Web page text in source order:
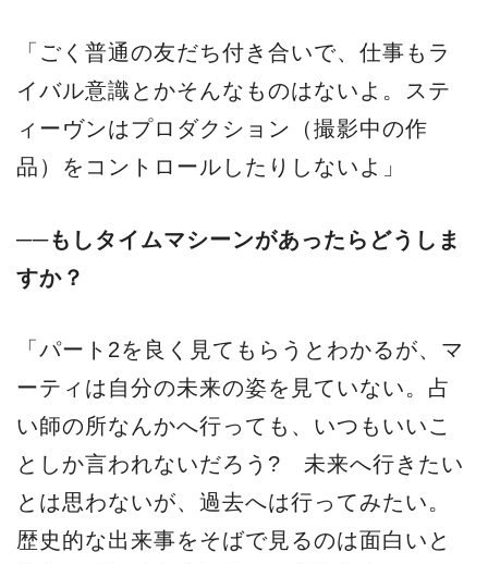
「ごく普通の友だち付き合いで、仕事もラ
イバル意識とかそんなものはないよ。ステ
ィーヴンはプロダクション（撮影中の作
品）をコントロールしたりしないよ」
──もしタイムマシーンがあったらどうしま
すか？
「パート2を良く見てもらうとわかるが、マ
ーティは自分の未来の姿を見ていない。占
い師の所なんかへ行っても、いつもいいこ
としか言われないだろう? 未来へ行きたい
とは思わないが、過去へは行ってみたい。
歴史的な出来事をそばで見るのは面白いと